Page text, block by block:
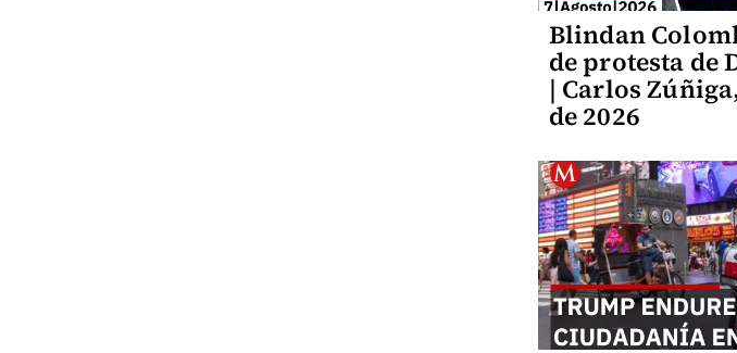
Blindan
de protesta de
| Carlos
de 2026